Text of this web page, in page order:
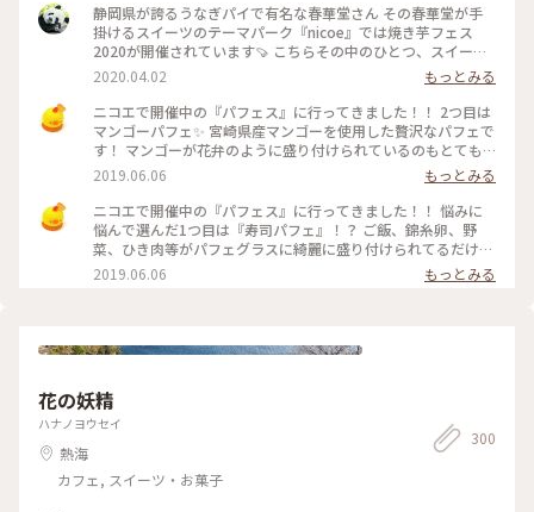
静岡県が誇るうなぎパイで有名な春華堂さん その春華堂が手
掛けるスイーツのテーマパーク『nicoe』では焼き芋フェス
2020が開催されています🍠 こちらその中のひとつ、スイート
ポテトドルチェ 名前がすでに美味しそう🤤 焼き芋の中にラム
酒をきかせたお芋ペースト、その暖かい川越シルクスイートの
上に冷たいバニラアイス、仕上げにはちみつを上からたっぷり
😍😍😍 こんなん美味しくないわけがないっ‼️ もちろん美味し
くいただきました😋 こちらは店内イートインで食べられるも
のですがそれ以外にさつまいも入りのチキンカレーや焼き芋の
ポタージュ、お持ち帰りができる焼きいモンブランやいもあわ
団子、時間で焼きあがる超蜜焼き芋などがありました🤔 それ
以外にもまだラインナップはありましたよ～☝️ 焼き芋フェス
2020は4/5日曜日まで❗ ※コロナ問題で中々出掛けるのも大変
な時期ですが、入り口ではアルコールのスプレーなどが置いて
ありました 店内などは密閉密集空間なのでサッと買って帰っ
ことはわかりませんが…😅 #甘いものは正義#焼き芋#お芋#春
2020.04.02
もっとみる
ニコエで開催中の『パフェス』に行ってきました！！ 2つ目は
マンゴーパフェ✨ 宮崎県産マンゴーを使用した贅沢なパフェで
す！ マンゴーが花弁のように盛り付けられているのもとても
ときめきます♡ 味は安定の美味しさです！！とろとろで甘い
マンゴーとあっさりシャーベットがとてもバランス良いで
す！！ #わたしの街 #浜松 #ニコエ #パフェ
2019.06.06
もっとみる
ニコエで開催中の『パフェス』に行ってきました！！ 悩みに
悩んで選んだ1つ目は『寿司パフェ』！？ ご飯、錦糸卵、野
菜、ひき肉等がパフェグラスに綺麗に盛り付けられてるだけで
はありません！！ なんと、上にわさびアイスが乗ってます(ﾟ
∀ﾟ) 爽やかな辛味とクリーミーな甘さのアイスが具材と合わさ
エ #パフェ
2019.06.06 もっとみる
花の妖精
ハナノヨウセイ
熱海
カフェ, スイーツ・お菓子
300